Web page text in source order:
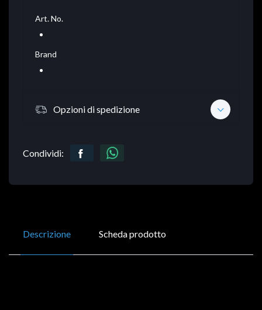
Art. No.
Brand
Opzioni di spedizione
Condividi:
Descrizione Scheda prodotto